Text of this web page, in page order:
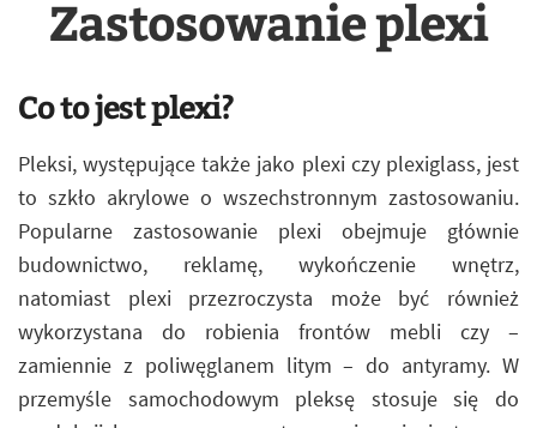
Zastosowanie plexi
Co to jest plexi?
Pleksi, występujące także jako plexi czy plexiglass, jest
to szkło akrylowe o wszechstronnym zastosowaniu.
Popularne zastosowanie plexi obejmuje głównie
budownictwo, reklamę, wykończenie wnętrz,
natomiast plexi przezroczysta może być również
wykorzystana do robienia frontów mebli czy –
zamiennie z poliwęglanem litym – do antyramy. W
przemyśle samochodowym pleksę stosuje się do